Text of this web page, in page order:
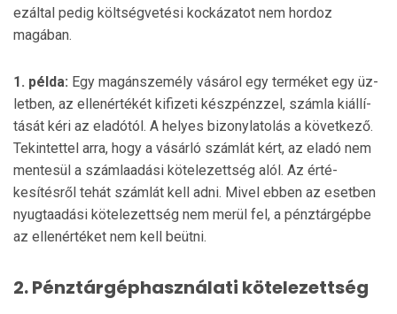
ezáltal pedig költségvetési kockázatot nem hordoz
magában.
1. példa: Egy magánszemély vásárol egy terméket egy üz­
letben, az ellenértékét kifizeti készpénzzel, számla kiállí­
tását kéri az eladótól. A helyes bizonylatolás a következő.
Tekintettel arra, hogy a vásárló számlát kért, az eladó nem
mentesül a számlaadási kötelezettség alól. Az érté­
kesítésről tehát számlát kell adni. Mivel ebben az esetben
nyugtaadási kötelezettség nem merül fel, a pénztárgépbe
az ellenértéket nem kell beütni.
2. Pénztárgéphasználati kötelezettség